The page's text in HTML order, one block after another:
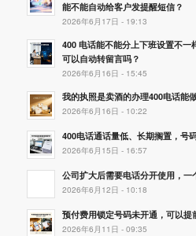
能不能自动给客户发提醒短信？
2026年6月17日 - 19:13
400 电话能不能分上下班设置不一
可以自动转留言吗？
2026年6月16日 - 15:45
我的执照是卖酒的办理400电话能
2026年6月16日 - 10:22
400电话通话量低、长期搁置，号
2026年6月15日 - 16:57
公司扩大后需要电话分开使用，一
2026年6月12日 - 10:18
预付费用锁定号码未开通，可以提
2026年6月11日 - 09:35